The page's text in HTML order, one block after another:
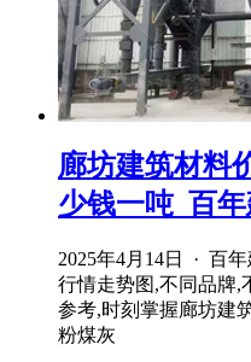
廊坊建筑材料
少钱一吨_百年
2025年4月14日 · 百
行情走势图,不同品牌,
参考,时刻掌握廊坊建
粉煤灰